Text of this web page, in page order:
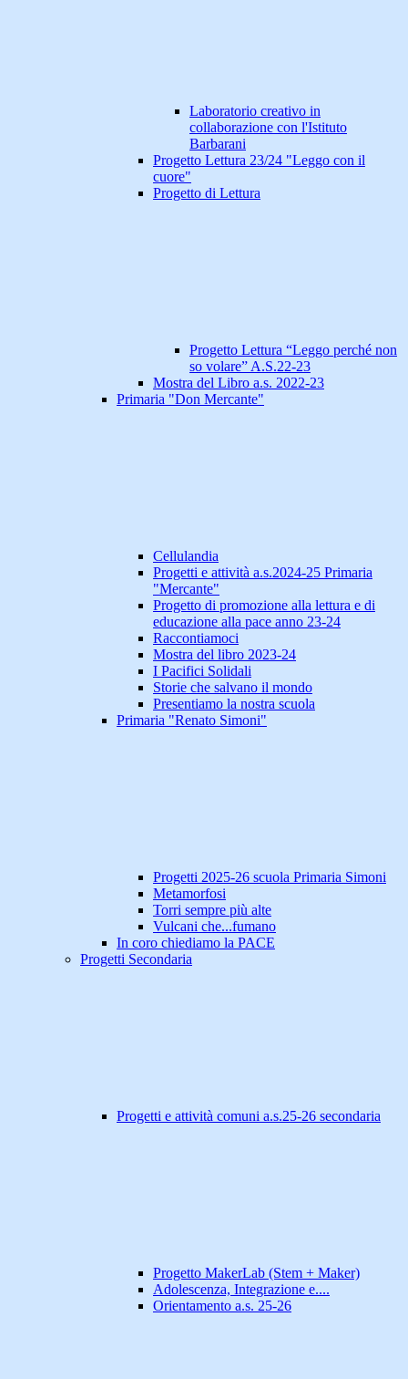
Laboratorio creativo in
collaborazione con l'Istituto
Barbarani
Progetto Lettura 23/24 "Leggo con il
cuore"
Progetto di Lettura
Progetto Lettura “Leggo perché non
so volare” A.S.22-23
Mostra del Libro a.s. 2022-23
Primaria "Don Mercante"
Cellulandia
Progetti e attività a.s.2024-25 Primaria
"Mercante"
Progetto di promozione alla lettura e di
educazione alla pace anno 23-24
Raccontiamoci
Mostra del libro 2023-24
I Pacifici Solidali
Storie che salvano il mondo
Presentiamo la nostra scuola
Primaria "Renato Simoni"
Progetti 2025-26 scuola Primaria Simoni
Metamorfosi
Torri sempre più alte
Vulcani che...fumano
In coro chiediamo la PACE
Progetti Secondaria
Progetti e attività comuni a.s.25-26 secondaria
Progetto MakerLab (Stem + Maker)
Adolescenza, Integrazione e....
Orientamento a.s. 25-26